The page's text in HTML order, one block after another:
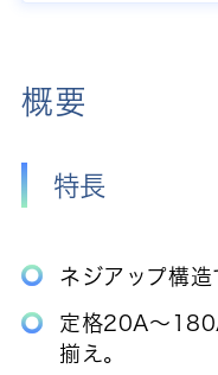
概要
特長
ネジアップ構造
定格20A～
揃え。